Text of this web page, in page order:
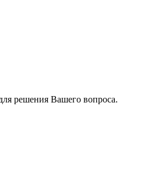
решения Вашего вопроса.